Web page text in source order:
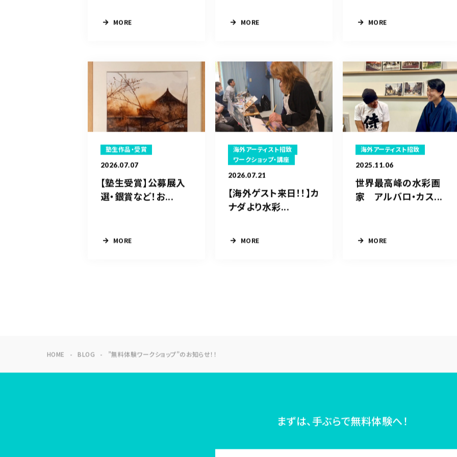
MORE MORE MORE
塾生作品・受賞
2026.07.07
【塾生受賞】公募展入
選・銀賞など！お...
MORE
海外アーティスト招致
ワークショップ・講座
2026.07.21
【海外ゲスト来日！！】カ
ナダより水彩...
MORE
海外アーティスト招致
2025.11.06
世界最高峰の水彩画
家 アルバロ・カス...
MORE
HOME BLOG ”無料体験ワークショップ”のお知らせ！！
まずは、手ぶらで無料体験へ！